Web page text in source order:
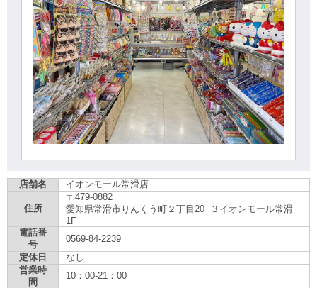
店舗名 イオンモール常滑店
住所
〒479-0882
愛知県常滑市りんくう町２丁目20−３イオンモール常滑
1F
電話番
号
0569-84-2239
定休日
なし
営業時
間
10：00-21：00